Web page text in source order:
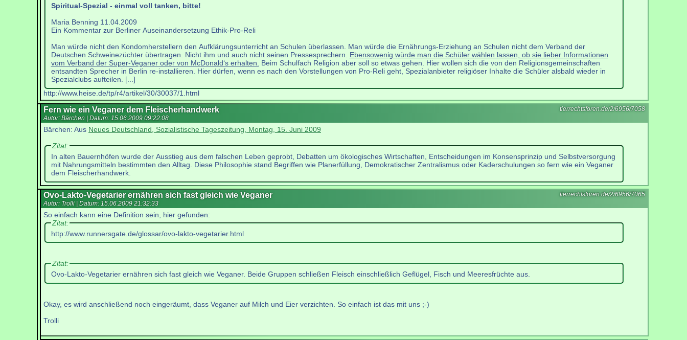
Spiritual-Spezial - einmal voll tanken, bitte!
Maria Benning 11.04.2009
Ein Kommentar zur Berliner Auseinandersetzung Ethik-Pro-Reli
Man würde nicht den Kondomherstellern den Aufklärungsunterricht an Schulen überlassen. Man würde die Ernährungs-Erziehung an Schulen nicht dem Verband der
Deutschen Schweinezüchter übertragen. Nicht ihm und auch nicht seinen Pressesprechern. Ebensowenig würde man die Schüler wählen lassen, ob sie lieber Informationen
vom Verband der Super-Veganer oder von McDonald‘s erhalten. Beim Schulfach Religion aber soll so etwas gehen. Hier wollen sich die von den Religionsgemeinschaften
entsandten Sprecher in Berlin re-installieren. Hier dürfen, wenn es nach den Vorstellungen von Pro-Reli geht, Spezialanbieter religiöser Inhalte die Schüler alsbald wieder in
Spezialclubs aufteilen. [...]
http://www.heise.de/tp/r4/artikel/30/30037/1.html
tierrechtsforen.de/2/6956/7058
Fern wie ein Veganer dem Fleischerhandwerk
Autor: Bärchen | Datum: 15.06.2009 09:22:08
Bärchen: Aus Neues Deutschland, Sozialistische Tageszeitung, Montag, 15. Juni 2009
Zitat:
In alten Bauernhöfen wurde der Ausstieg aus dem falschen Leben geprobt, Debatten um ökologisches Wirtschaften, Entscheidungen im Konsensprinzip und Selbstversorgung
mit Nahrungsmitteln bestimmten den Alltag. Diese Philosophie stand Begriffen wie Planerfüllung, Demokratischer Zentralismus oder Kaderschulungen so fern wie ein Veganer
dem Fleischerhandwerk.
tierrechtsforen.de/2/6956/7065
Ovo-Lakto-Vegetarier ernähren sich fast gleich wie Veganer
Autor: Trolli | Datum: 15.06.2009 21:32:33
So einfach kann eine Definition sein, hier gefunden:
Zitat:
http://www.runnersgate.de/glossar/ovo-lakto-vegetarier.html
Zitat:
Ovo-Lakto-Vegetarier ernähren sich fast gleich wie Veganer. Beide Gruppen schließen Fleisch einschließlich Geflügel, Fisch und Meeresfrüchte aus.
Okay, es wird anschließend noch eingeräumt, dass Veganer auf Milch und Eier verzichten. So einfach ist das mit uns ;-)
Trolli